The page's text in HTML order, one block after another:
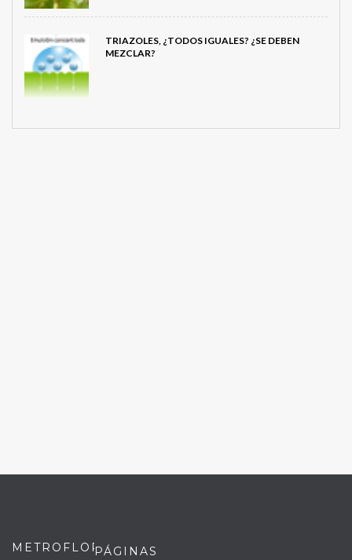
TRIAZOLES, ¿TODOS IGUALES? ¿SE DEBEN
MEZCLAR?
METROFLORPÁGINAS